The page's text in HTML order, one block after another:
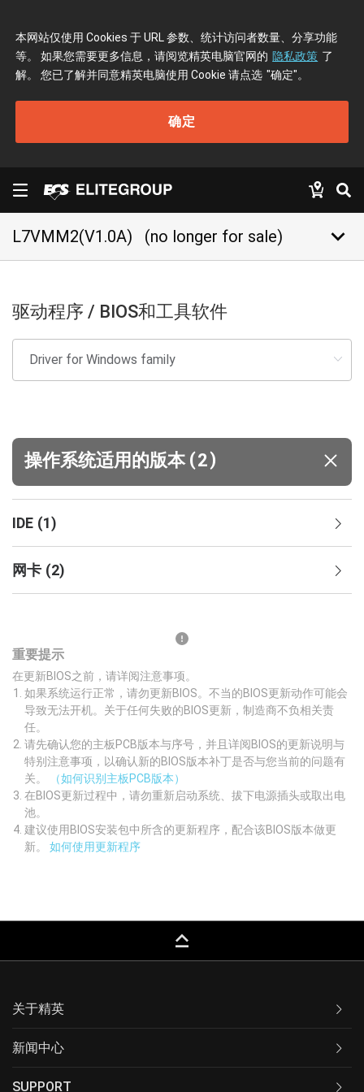
本网站仅使用 Cookies 于 URL 参数、统计访问者数量、分享功能
等。 如果您需要更多信息，请阅览精英电脑官网的 隐私政策 了
解。 您已了解并同意精英电脑使用 Cookie 请点选 "确定"。
确定
L7VMM2(V1.0A) (no longer for sale) keyboard_arrow_down
驱动程序 / BIOS和工具软件
操作系统适用的版本 (2)
IDE (1)
网卡 (2)
重要提示
在更新BIOS之前，请详阅注意事项。
如果系统运行正常，请勿更新BIOS。不当的BIOS更新动作可能会
导致无法开机。关于任何失败的BIOS更新，制造商不负相关责
任。
请先确认您的主板PCB版本与序号，并且详阅BIOS的更新说明与
特别注意事项，以确认新的BIOS版本补丁是否与您当前的问题有
关。
（如何识别主板PCB版本）
在BIOS更新过程中，请勿重新启动系统、拔下电源插头或取出电
池。
建议使用BIOS安装包中所含的更新程序，配合该BIOS版本做更
新。 如何使用更新程序
keyboard_capslock
关于精英
新闻中心
SUPPORT